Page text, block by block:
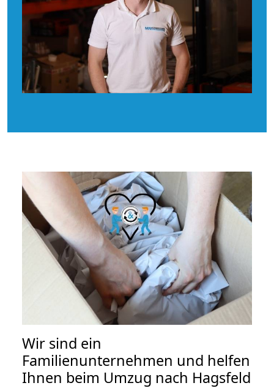
Wir sind ein
Familienunternehmen und helfen
Ihnen beim Umzug nach Hagsfeld